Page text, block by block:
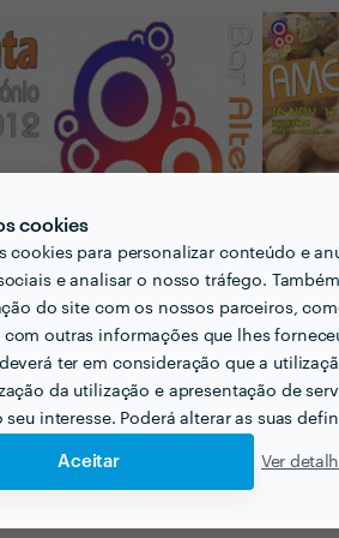
cookies
cookies para personalizar conteúdo e
e analisar o nosso tráfego.
do site com os nossos parceiros,
outras informações que lhes
ter em consideração que a
da utilização e apresentação de
seu interesse. Poderá alterar as suas
Aceitar Ver